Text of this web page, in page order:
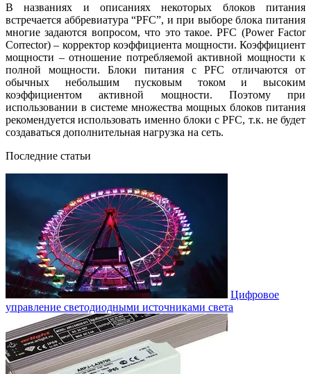
В названиях и описаниях некоторых блоков питания
встречается аббревиатура “PFC”, и при выборе блока питания
многие задаются вопросом, что это такое. PFC (Power Factor
Corrector) – корректор коэффициента мощности. Коэффициент
мощности – отношение потребляемой активной мощности к
полной мощности. Блоки питания с PFC отличаются от
обычных небольшим пусковым током и высоким
коэффициентом активной мощности. Поэтому при
использовании в системе множества мощных блоков питания
рекомендуется использовать именно блоки с PFC, т.к. не будет
создаваться дополнительная нагрузка на сеть.
Последние статьи
Цифровое
управление светодиодными источниками света